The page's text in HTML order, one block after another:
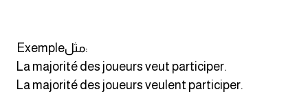
كلمات بحرف q
Exempleمثل:
La majorité des joueurs veut participer.
La majorité des joueurs veulent participer.